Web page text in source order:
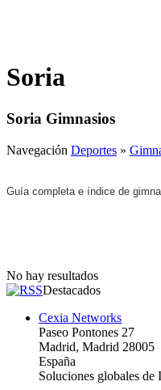
Soria
Soria Gimnasios
Navegación Deportes »
Guía completa e índice de
No hay resultados
Destacados
Cexia Networks
Paseo Pontones 27
Madrid, Madrid 28005
España
Soluciones globales